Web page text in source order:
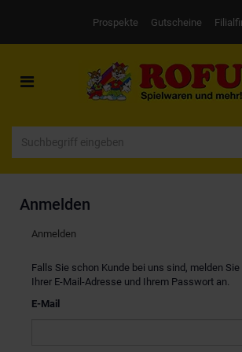
Prospekte Gutscheine
Toggle
navigation
Anmelden
Anmelden
Falls Sie schon Kunde bei uns sind, melden
Ihrer E-Mail-Adresse und Ihrem Passwort an.
E-Mail